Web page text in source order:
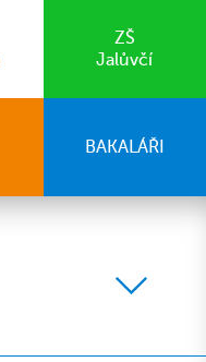
ZŠ
Jalůvčí
BAKALÁŘI